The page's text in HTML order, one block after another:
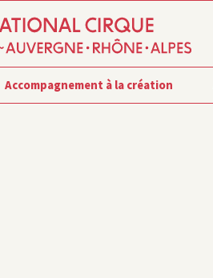
Accompagnement à la création